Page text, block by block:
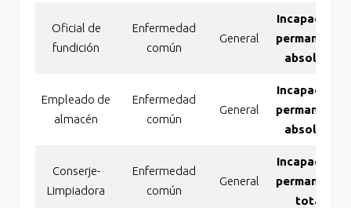
Oficial de
fundición
Enfermedad
común
General
Incapacidad
permanente
absoluta
Empleado de
almacén
Enfermedad
común
General
Incapacidad
permanente
absoluta
Conserje-
Limpiadora
Enfermedad
común
General
Incapacidad
permanente
total